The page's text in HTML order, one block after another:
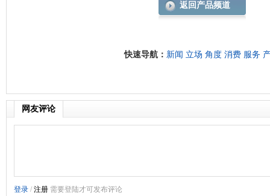
返回产品频道
快速导航： 新闻 立场 角度 消费 服务
网友评论